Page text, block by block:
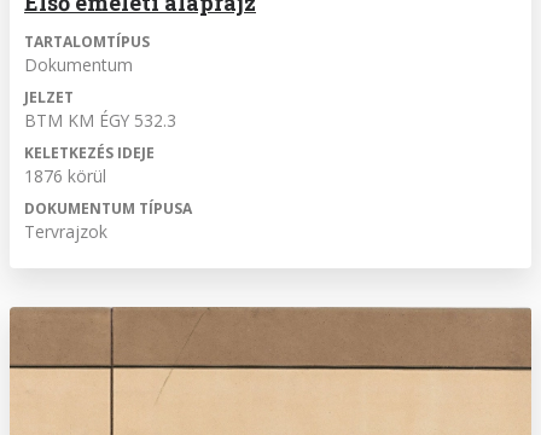
TARTALOMTÍPUS
Dokumentum
JELZET
BTM KM ÉGY 532.3
KELETKEZÉS IDEJE
1876 körül
DOKUMENTUM TÍPUSA
Tervrajzok